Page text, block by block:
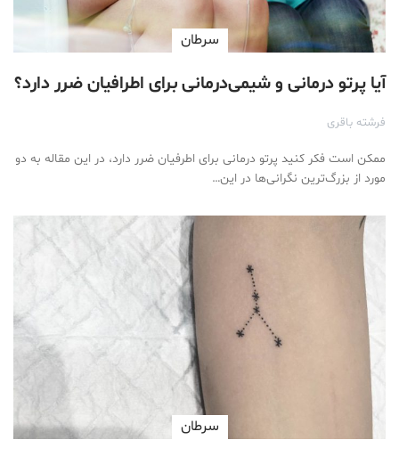
سرطان
آیا پرتو درمانی و شیمی‌درمانی برای اطرافیان ضرر دارد؟
فرشته باقری
ممکن است فکر کنید پرتو درمانی برای اطرفیان ضرر دارد، در این مقاله به دو
مورد از بزرگ‌ترین نگرانی‌ها در این…
سرطان